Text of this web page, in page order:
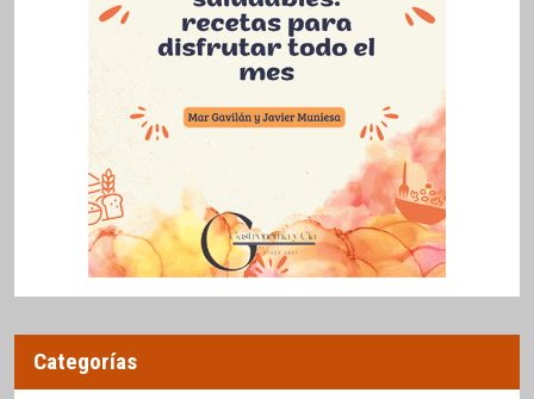
Categorías